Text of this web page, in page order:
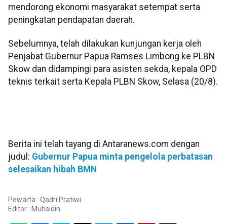
mendorong ekonomi masyarakat setempat serta
peningkatan pendapatan daerah.
Sebelumnya, telah dilakukan kunjungan kerja oleh
Penjabat Gubernur Papua Ramses Limbong ke PLBN
Skow dan didampingi para asisten sekda, kepala OPD
teknis terkait serta Kepala PLBN Skow, Selasa (20/8).
Berita ini telah tayang di Antaranews.com dengan
judul: Gubernur Papua minta pengelola perbatasan
selesaikan hibah BMN
Pewarta : Qadri Pratiwi
Editor : Muhsidin